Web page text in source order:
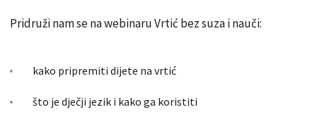
Pridruži nam se na webinaru Vrtić bez suza i nauči:
kako pripremiti dijete na vrtić
što je dječji jezik i kako ga koristiti